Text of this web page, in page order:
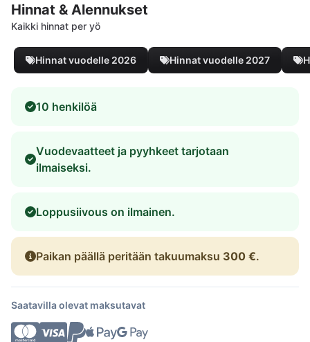
Hinnat & Alennukset
Kaikki hinnat per yö
Hinnat vuodelle 2026 Hinnat vuodelle 2027
10 henkilöä
Vuodevaatteet ja pyyhkeet tarjotaan
ilmaiseksi.
Loppusiivous on ilmainen.
Paikan päällä peritään takuumaksu 300 €.
Saatavilla olevat maksutavat